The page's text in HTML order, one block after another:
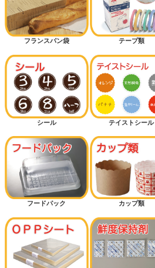
フランスパン袋 テープ類
シール テイストシール
フードパック カップ類